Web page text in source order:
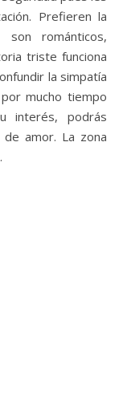
Prefieren la
son románticos,
triste funciona
la simpatía
mucho tiempo
interés, podrás
amor. La zona